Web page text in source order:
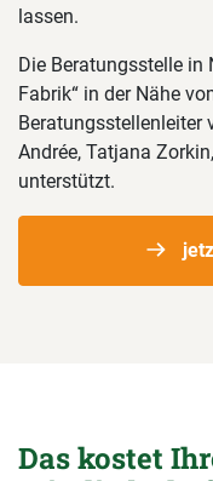
lassen.
Die Beratungsstelle in
Fabrik“ in der Nähe
Beratungsstellenleiter
Andrée, Tatjana
unterstützt.
Das kostet